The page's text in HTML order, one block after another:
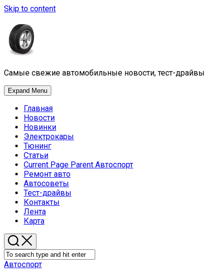
Skip to content
Самые свежие автомобильные новости, тест-драйвы
Expand Menu
Главная
Новости
Новинки
Электрокары
Тюнинг
Статьи
Current Page Parent Автоспорт
Ремонт авто
Автосоветы
Тест-драйвы
Контакты
Лента
Карта
Автоспорт